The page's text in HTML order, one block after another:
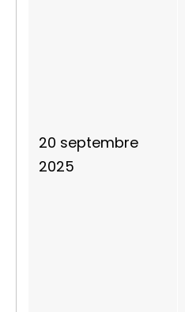
20 septembre
2025